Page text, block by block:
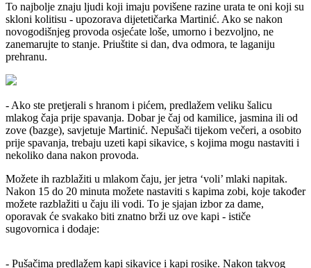
To najbolje znaju ljudi koji imaju povišene razine urata te oni koji su
skloni kolitisu - upozorava dijetetičarka Martinić. Ako se nakon
novogodišnjeg provoda osjećate loše, umorno i bezvoljno, ne
zanemarujte to stanje. Priuštite si dan, dva odmora, te laganiju
prehranu.
- Ako ste pretjerali s hranom i pićem, predlažem veliku šalicu
mlakog čaja prije spavanja. Dobar je čaj od kamilice, jasmina ili od
zove (bazge), savjetuje Martinić. Nepušači tijekom večeri, a osobito
prije spavanja, trebaju uzeti kapi sikavice, s kojima mogu nastaviti i
nekoliko dana nakon provoda.
Možete ih razblažiti u mlakom čaju, jer jetra ‘voli’ mlaki napitak.
Nakon 15 do 20 minuta možete nastaviti s kapima zobi, koje također
možete razblažiti u čaju ili vodi. To je sjajan izbor za dame,
oporavak će svakako biti znatno brži uz ove kapi - ističe
sugovornica i dodaje:
- Pušačima predlažem kapi sikavice i kapi rosike. Nakon takvog